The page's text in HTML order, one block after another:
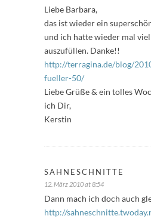
Liebe Barbara,
das ist wieder ein
und ich hatte wieder mal viel
auszufüllen. Danke!!
http://terragina.de/blog/
fueller-50/
Liebe Grüße & ein tolles
ich Dir,
Kerstin
SAHNESCHNITTE
12. März 2010 at 8:54
Dann mach ich doch auch
http://